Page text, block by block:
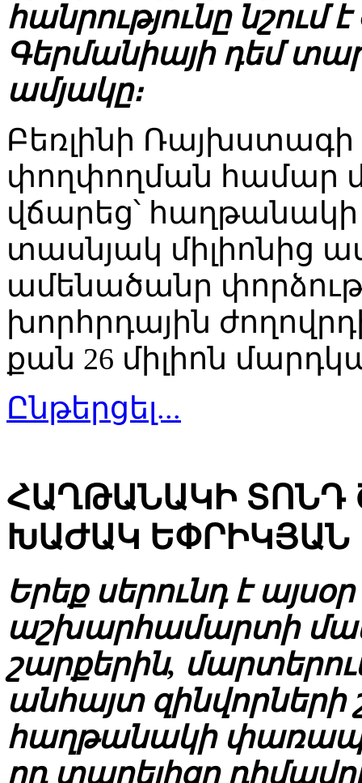
հանրությունը
Գերմանիայի դեմ
ամյակը։
Բեռլինի
փողփողման համար
վճարեց՝
տասնյակ միլիոնից
ամենածանր
խորհրդային
քան 26 միլիոն
Ընթերցել...
ՀԱՂԹԱՆԱԿԻ ՏՈՆԴ
ԽԱԺԱԿ ԵՓՐԻԿՅԱՆ
Երեք սերունդ է
աշխարհամարտի
շարքերին,
անհայտ զինվորների
հաղթանակի
րդ տարելիցը